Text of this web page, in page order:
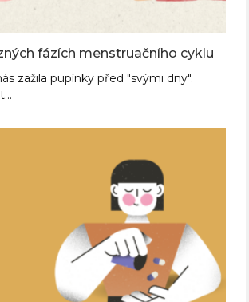
fázích menstruačního cyklu
zažila pupínky před "svými dny".